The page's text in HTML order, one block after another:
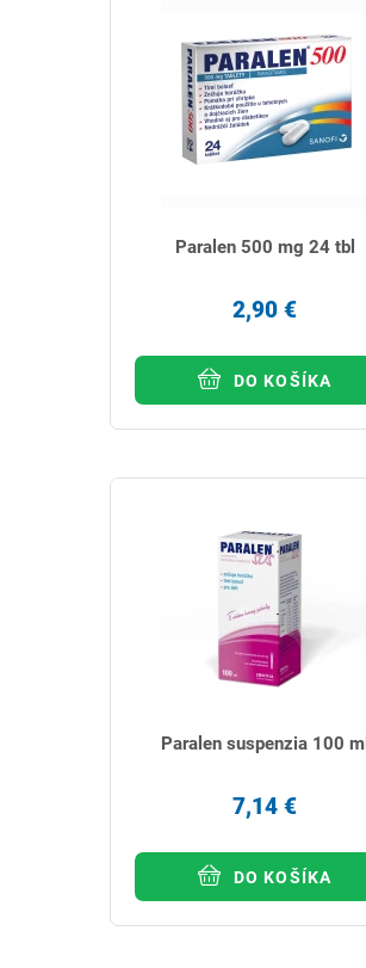
Paralen 500 mg 24 tbl
2,90 €
DO KOŠÍKA
Paralen suspenzia 100 ml
7,14 €
DO KOŠÍKA